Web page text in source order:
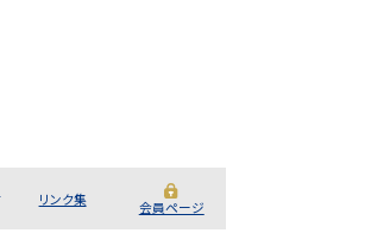
リンク集
会員ページ